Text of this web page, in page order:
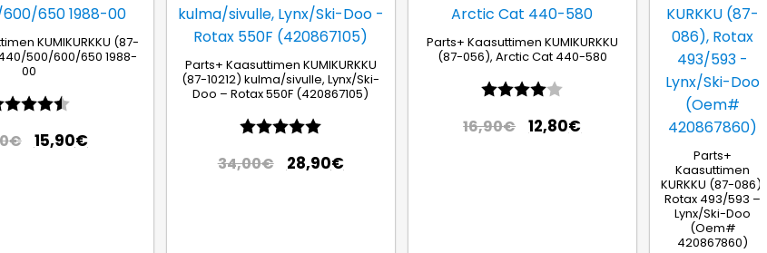
KUMIKURKKU (87-
500/600/650 1988-
00
4.7 5:sta tähdestä
€ 15,90€
Parts+ Kaasuttimen KUMIKURKKU
(87-10212) kulma/sivulle, Lynx/Ski-
Doo – Rotax 550F (420867105)
Arvio:
34,00€ 28,90€
Parts+ Kaasuttimen KUMIKURKKU
(87-056), Arctic Cat 440-580
Arvio:
4.0 5:sta tähdestä
16,90€ 12,80€
Parts+
Kaasuttimen
KURKKU (87-086),
Rotax 493/593 –
Lynx/Ski-Doo
(Oem#
420867860)